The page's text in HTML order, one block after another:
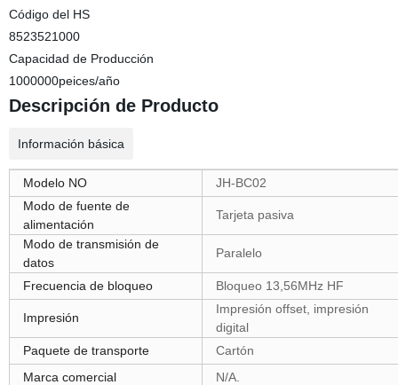
Código del HS
8523521000
Capacidad de Producción
1000000peices/año
Descripción de Producto
Información básica
Modelo NO
JH-BC02
Modo de fuente de
alimentación
Tarjeta pasiva
Modo de transmisión de
datos
Paralelo
Frecuencia de bloqueo Bloqueo 13,56MHz HF
Impresión
Impresión offset, impresión
digital
Paquete de transporte
Cartón
Marca comercial
N/A.